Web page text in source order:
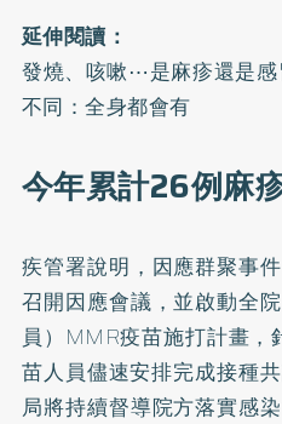
延伸閱讀：
發燒、咳嗽⋯是麻疹還是感
不同：全身都會有
今年累計26例麻
疾管署說明，因應群聚事
召開因應會議，並啟動全
員）MMR疫苗施打計畫
苗人員儘速安排完成接種
局將持續督導院方落實感